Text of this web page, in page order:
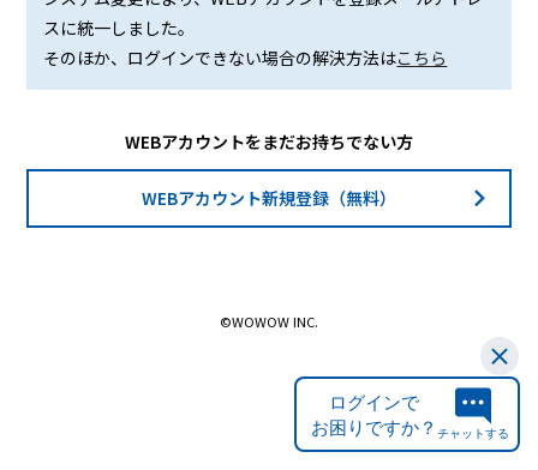
スに統一しました。
そのほか、ログインできない場合の解決方法はこちら
WEBアカウントをまだお持ちでない方
WEBアカウント新規登録（無料）
©WOWOW INC.
ログインで
お困りですか？ チャットする